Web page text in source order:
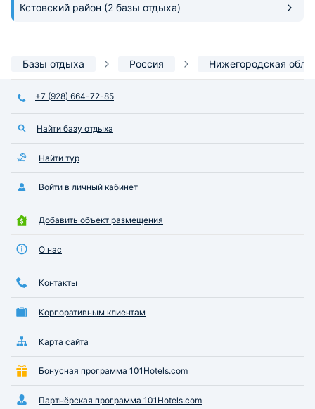
Кстовский район (2 базы отдыха)
Базы отдыха Россия Нижегородская
+7 (928) 664-72-85
Найти базу отдыха
Найти тур
Войти в личный кабинет
Добавить объект размещения
О нас
Контакты
Корпоративным клиентам
Карта сайта
Бонусная программа 101Hotels.com
Партнёрская программа 101Hotels.com